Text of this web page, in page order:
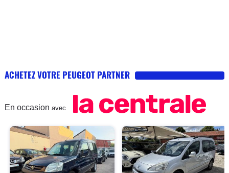
ACHETEZ VOTRE PEUGEOT PARTNER
En occasion avec